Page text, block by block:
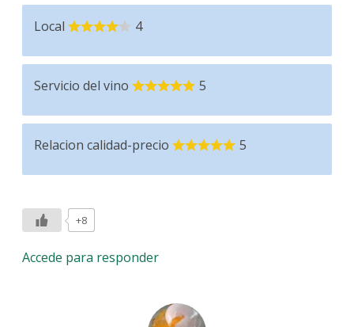
Local 4
Servicio del vino 5
Relacion calidad-precio 5
+8
Accede para responder